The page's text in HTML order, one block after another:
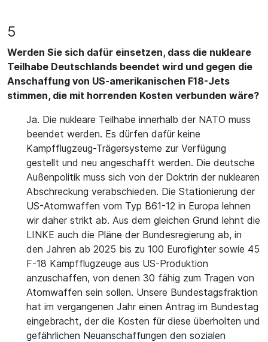
5
Werden Sie sich dafür einsetzen, dass die nukleare
Teilhabe Deutschlands beendet wird und gegen die
Anschaffung von US-amerikanischen F18-Jets
stimmen, die mit horrenden Kosten verbunden wäre?
Ja. Die nukleare Teilhabe innerhalb der NATO muss
beendet werden. Es dürfen dafür keine
Kampfflugzeug-Trägersysteme zur Verfügung
gestellt und neu angeschafft werden. Die deutsche
Außenpolitik muss sich von der Doktrin der nuklearen
Abschreckung verabschieden. Die Stationierung der
US-Atomwaffen vom Typ B61-12 in Europa lehnen
wir daher strikt ab. Aus dem gleichen Grund lehnt die
LINKE auch die Pläne der Bundesregierung ab, in
den Jahren ab 2025 bis zu 100 Eurofighter sowie 45
F-18 Kampfflugzeuge aus US-Produktion
anzuschaffen, von denen 30 fähig zum Tragen von
Atomwaffen sein sollen. Unsere Bundestagsfraktion
hat im vergangenen Jahr einen Antrag im Bundestag
eingebracht, der die Kosten für diese überholten und
gefährlichen Neuanschaffungen den sozialen